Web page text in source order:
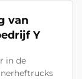
van
Y
in de